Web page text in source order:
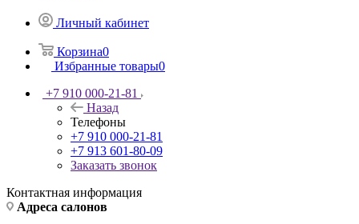
Личный кабинет
Корзина0
Избранные товары0
+7 910 000-21-81
Назад
Телефоны
+7 910 000-21-81
+7 913 601-80-09
Заказать звонок
Контактная информация
Адреса салонов